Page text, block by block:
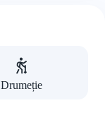
Drumeție